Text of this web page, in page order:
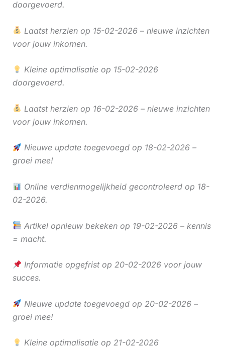
doorgevoerd.
Laatst herzien op 15-02-2026 – nieuwe inzichten
voor jouw inkomen.
Kleine optimalisatie op 15-02-2026
doorgevoerd.
Laatst herzien op 16-02-2026 – nieuwe inzichten
voor jouw inkomen.
Nieuwe update toegevoegd op 18-02-2026 –
groei mee!
Online verdienmogelijkheid gecontroleerd op 18-
02-2026.
Artikel opnieuw bekeken op 19-02-2026 – kennis
= macht.
Informatie opgefrist op 20-02-2026 voor jouw
succes.
Nieuwe update toegevoegd op 20-02-2026 –
groei mee!
Kleine optimalisatie op 21-02-2026